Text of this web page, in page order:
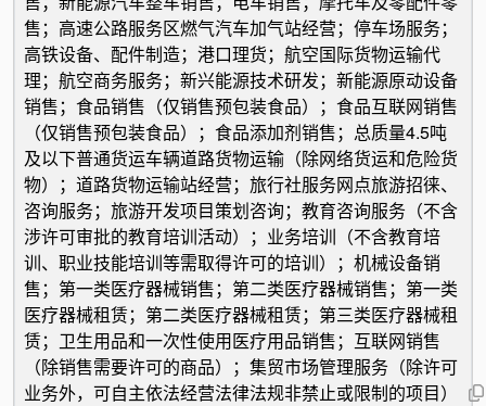
售；高速公路服务区燃气汽车加气站经营；停车场服务；
高铁设备、配件制造；港口理货；航空国际货物运输代
理；航空商务服务；新兴能源技术研发；新能源原动设备
销售；食品销售（仅销售预包装食品）；食品互联网销售
（仅销售预包装食品）；食品添加剂销售；总质量4.5吨
及以下普通货运车辆道路货物运输（除网络货运和危险货
物）；道路货物运输站经营；旅行社服务网点旅游招徕、
咨询服务；旅游开发项目策划咨询；教育咨询服务（不含
涉许可审批的教育培训活动）；业务培训（不含教育培
训、职业技能培训等需取得许可的培训）；机械设备销
售；第一类医疗器械销售；第二类医疗器械销售；第一类
医疗器械租赁；第二类医疗器械租赁；第三类医疗器械租
赁；卫生用品和一次性使用医疗用品销售；互联网销售
（除销售需要许可的商品）；集贸市场管理服务（除许可
业务外，可自主依法经营法律法规非禁止或限制的项目）